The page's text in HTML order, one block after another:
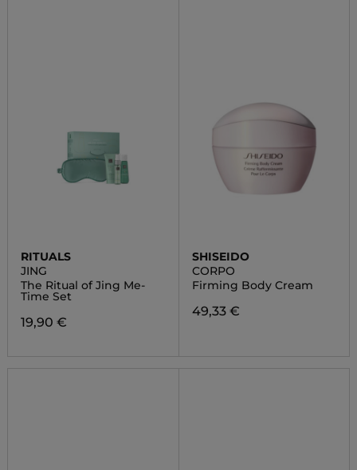
RITUALS
JING
The Ritual of Jing Me-
Time Set
19,90 €
SHISEIDO
CORPO
Firming Body Cream
49,33 €